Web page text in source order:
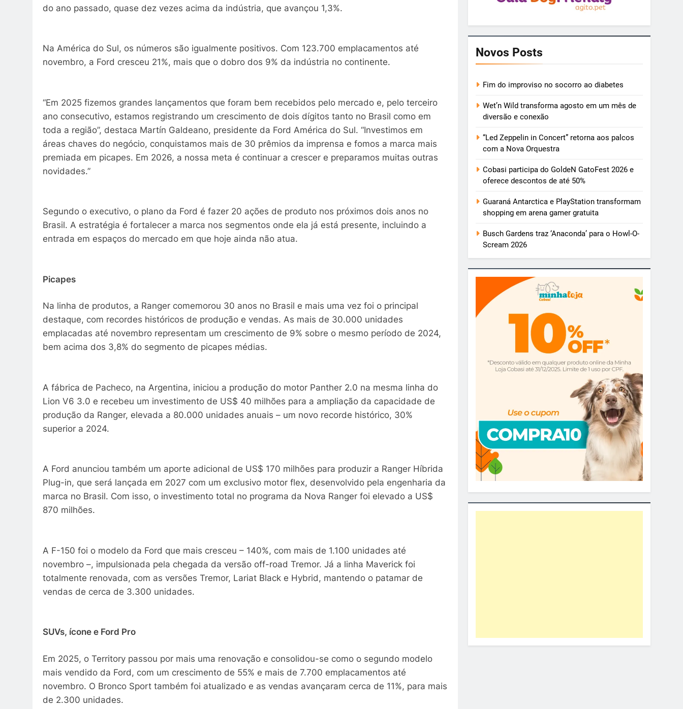
do ano passado, quase dez vezes acima da indústria, que avançou 1,3%.
Na América do Sul, os números são igualmente positivos. Com 123.700 emplacamentos até
novembro, a Ford cresceu 21%, mais que o dobro dos 9% da indústria no continente.
“Em 2025 fizemos grandes lançamentos que foram bem recebidos pelo mercado e, pelo terceiro
ano consecutivo, estamos registrando um crescimento de dois dígitos tanto no Brasil como em
toda a região”, destaca Martín Galdeano, presidente da Ford América do Sul. “Investimos em
áreas chaves do negócio, conquistamos mais de 30 prêmios da imprensa e fomos a marca mais
premiada em picapes. Em 2026, a nossa meta é continuar a crescer e preparamos muitas outras
novidades.”
Segundo o executivo, o plano da Ford é fazer 20 ações de produto nos próximos dois anos no
Brasil. A estratégia é fortalecer a marca nos segmentos onde ela já está presente, incluindo a
entrada em espaços do mercado em que hoje ainda não atua.
Picapes
Na linha de produtos, a Ranger comemorou 30 anos no Brasil e mais uma vez foi o principal
destaque, com recordes históricos de produção e vendas. As mais de 30.000 unidades
emplacadas até novembro representam um crescimento de 9% sobre o mesmo período de 2024,
bem acima dos 3,8% do segmento de picapes médias.
A fábrica de Pacheco, na Argentina, iniciou a produção do motor Panther 2.0 na mesma linha do
Lion V6 3.0 e recebeu um investimento de US$ 40 milhões para a ampliação da capacidade de
produção da Ranger, elevada a 80.000 unidades anuais – um novo recorde histórico, 30%
superior a 2024.
A Ford anunciou também um aporte adicional de US$ 170 milhões para produzir a Ranger Híbrida
Plug-in, que será lançada em 2027 com um exclusivo motor flex, desenvolvido pela engenharia da
marca no Brasil. Com isso, o investimento total no programa da Nova Ranger foi elevado a US$
870 milhões.
A F-150 foi o modelo da Ford que mais cresceu – 140%, com mais de 1.100 unidades até
novembro –, impulsionada pela chegada da versão off-road Tremor. Já a linha Maverick foi
totalmente renovada, com as versões Tremor, Lariat Black e Hybrid, mantendo o patamar de
vendas de cerca de 3.300 unidades.
SUVs, ícone e Ford Pro
Em 2025, o Territory passou por mais uma renovação e consolidou-se como o segundo modelo
mais vendido da Ford, com um crescimento de 55% e mais de 7.700 emplacamentos até
novembro. O Bronco Sport também foi atualizado e as vendas avançaram cerca de 11%, para mais
de 2.300 unidades.
Novos Posts
Fim do improviso no socorro ao diabetes
Wet’n Wild transforma agosto em um mês de
diversão e conexão
“Led Zeppelin in Concert” retorna aos palcos
com a Nova Orquestra
Cobasi participa do GoldeN GatoFest 2026 e
oferece descontos de até 50%
Guaraná Antarctica e PlayStation transformam
shopping em arena gamer gratuita
Busch Gardens traz ‘Anaconda’ para o Howl-O-
Scream 2026